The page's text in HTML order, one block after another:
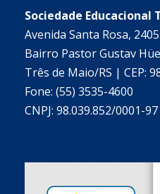
Sociedade Educacional
Avenida Santa Rosa, 2405
Bairro Pastor Gustav
Três de Maio/RS | CEP:
Fone: (55) 3535-4600
CNPJ: 98.039.852/0001-97